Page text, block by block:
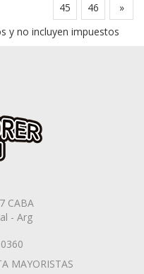
45 46
»
y no incluyen impuestos
CABA
- Arg
MAYORISTAS